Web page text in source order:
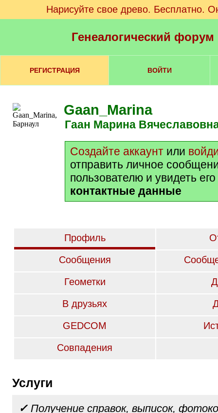
Нарисуйте свое древо. Бесплатно.
Генеалогический
РЕГИСТРАЦИЯ ВОЙТИ
Gaan_Marina
Гаан Марина
Создайте аккаунт или
отправить личное
пользователю и увидеть
контактные данные
Профиль
Сообщения
Геометки
В друзьях
GEDCOM
Совпадения
Услуги
✓ Получение справок, выписок,